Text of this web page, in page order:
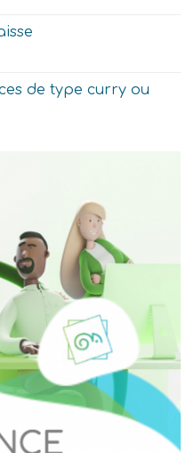
de type curry ou